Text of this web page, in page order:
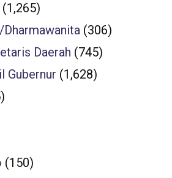
(1,265)
Dharmawanita (306)
Daerah (745)
Gubernur (1,628)
(150)